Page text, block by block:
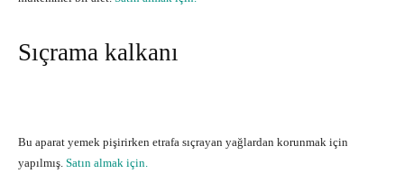
Sıçrama kalkanı
Bu aparat yemek pişirirken etrafa sıçrayan yağlardan korunmak için
yapılmış. Satın almak için.